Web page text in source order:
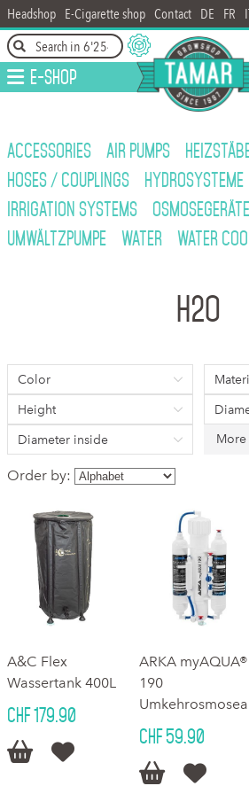
Headshop E-Cigarette shop Contact DE FR
E-Shop
ACCESSORIES AIR PUMPS
HOSES / COUPLINGS
HYDROSYSTEME
IRRIGATION SYSTEMS
OSMOSEGERÄTE
UMWÄLTZPUMPE
WATER WATER
H2O
Color
Height
Diameter inside
Order by:
A&C Flex
Wassertank 400L
CHF 179.90
 
ARKA myAQUA®
190
CHF 59.90
 